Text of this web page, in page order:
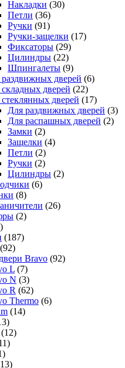
Накладки (30)
Петли (36)
Ручки (91)
Ручки-защелки (17)
Фиксаторы (29)
Цилиндры (22)
Шпингалеты (9)
дверей (6)
дверей (22)
дверей (17)
Для раздвижных дверей (3)
Для распашных дверей (2)
Замки (2)
Защелки (4)
Петли (2)
Ручки (2)
Цилиндры (2)
(6)
(8)
(26)
(2)
(187)
(92)
Bravo (92)
L (7)
N (3)
R (62)
Thermo (6)
(14)
(12)